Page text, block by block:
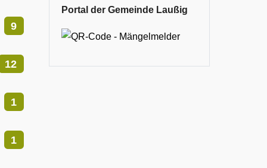
9
12
1
1
Portal der Gemeinde Laußig